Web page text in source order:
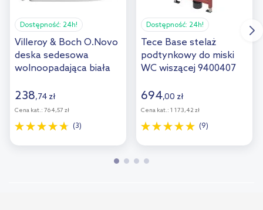
Dostępność: 24h!
Villeroy & Boch O.Novo
deska sedesowa
wolnoopadająca biała
238,74 zł
Cena kat.: 764,57 zł
(3)
Dostępność: 24h!
Tece Base stelaż
podtynkowy do miski
WC wiszącej 9400407
694,00 zł
Cena kat.: 1 173,42 zł
(9)